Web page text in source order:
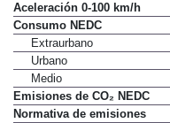
Aceleración 0-100 km/h
Consumo NEDC
Extraurbano
Urbano
Medio
Emisiones de CO₂ NEDC
Normativa de emisiones